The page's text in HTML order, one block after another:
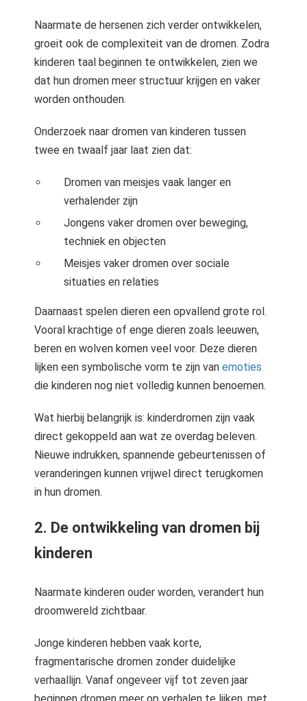
Naarmate de hersenen zich verder ontwikkelen,
groeit ook de complexiteit van de dromen. Zodra
kinderen taal beginnen te ontwikkelen, zien we
dat hun dromen meer structuur krijgen en vaker
worden onthouden.
Onderzoek naar dromen van kinderen tussen
twee en twaalf jaar laat zien dat:
Dromen van meisjes vaak langer en
verhalender zijn
Jongens vaker dromen over beweging,
techniek en objecten
Meisjes vaker dromen over sociale
situaties en relaties
Daarnaast spelen dieren een opvallend grote rol.
Vooral krachtige of enge dieren zoals leeuwen,
beren en wolven komen veel voor. Deze dieren
lijken een symbolische vorm te zijn van emoties
die kinderen nog niet volledig kunnen benoemen.
Wat hierbij belangrijk is: kinderdromen zijn vaak
direct gekoppeld aan wat ze overdag beleven.
Nieuwe indrukken, spannende gebeurtenissen of
veranderingen kunnen vrijwel direct terugkomen
in hun dromen.
2. De ontwikkeling van dromen bij
kinderen
Naarmate kinderen ouder worden, verandert hun
droomwereld zichtbaar.
Jonge kinderen hebben vaak korte,
fragmentarische dromen zonder duidelijke
verhaallijn. Vanaf ongeveer vijf tot zeven jaar